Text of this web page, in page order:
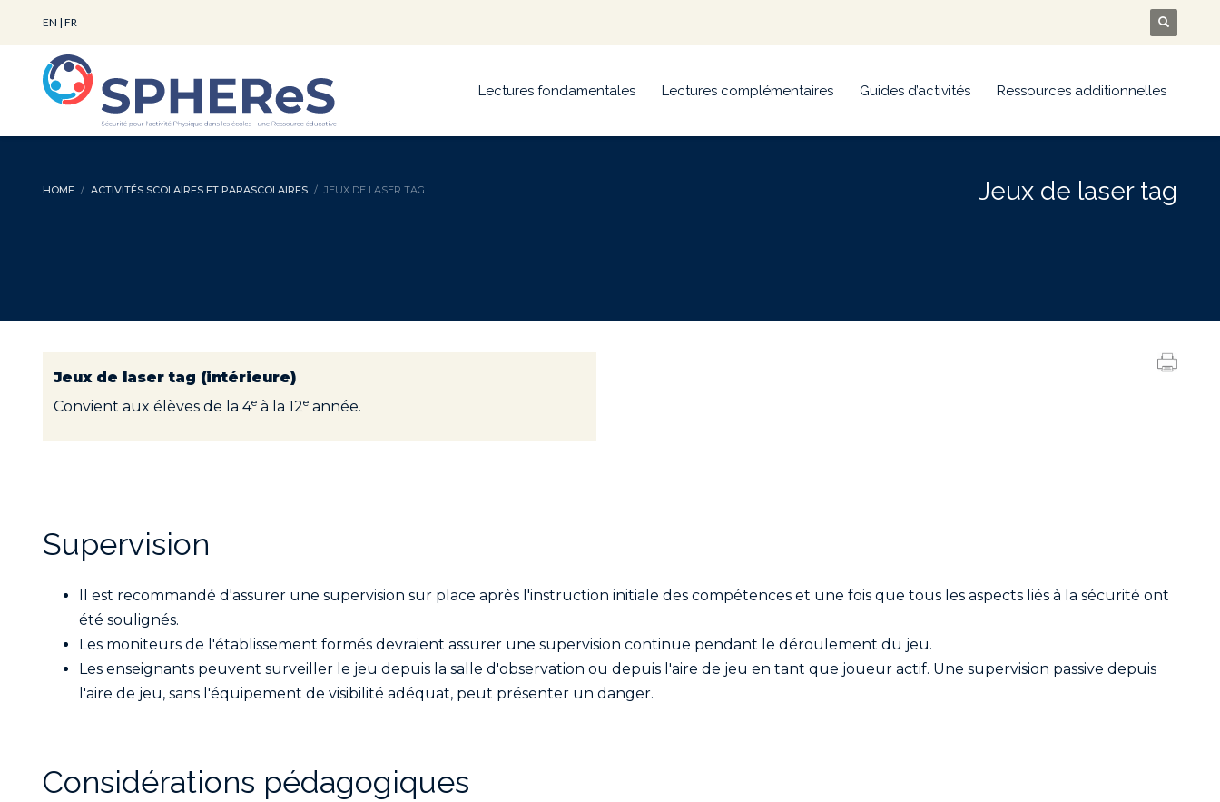
EN | FR
Lectures fondamentales Lectures complémentaires Guides d’activités Ressources additionnelles
HOME ACTIVITÉS SCOLAIRES ET PARASCOLAIRES JEUX DE LASER TAG Jeux de laser tag
Jeux de laser tag (intérieure)
Convient aux élèves de la 4e à la 12e année.
Supervision
Il est recommandé d'assurer une supervision sur place après l'instruction initiale des compétences et une fois que tous les aspects liés à la sécurité ont
été soulignés.
Les moniteurs de l'établissement formés devraient assurer une supervision continue pendant le déroulement du jeu.
Les enseignants peuvent surveiller le jeu depuis la salle d'observation ou depuis l'aire de jeu en tant que joueur actif. Une supervision passive depuis
l'aire de jeu, sans l'équipement de visibilité adéquat, peut présenter un danger.
Considérations pédagogiques